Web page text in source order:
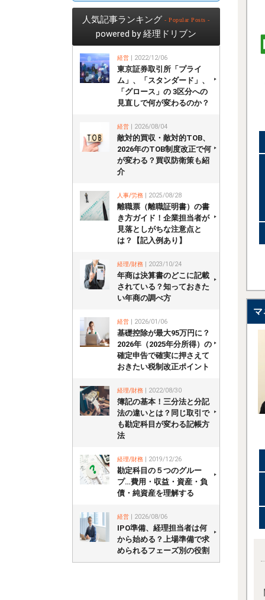
人気記事ランキング- Popular Posts -
powered by 経理ドリブン
経営 | 2022/12/06
東京証券取引所「プライ
ム」、「スタンダード」、
「グロース」の 3区分への
見直しで何が変わるのか？
経営 | 2026/08/04
敵対的買収・敵対的TOB、
2026年のTOB制度改正で何
が変わる？買収防衛策も紹
介
人事/労務 | 2025/08/28
離職票（離職証明書）の書
き方ガイド！企業担当者が
見落としがちな注意点と
は？【記入例あり】
経理/財務 | 2023/10/24
年商は決算書のどこに記載
されている？知っておきた
い年商の調べ方
経営 | 2026/01/06
基礎控除が最大95万円に？
2026年（2025年分所得）の
確定申告で確実に押さえて
おきたい税制改正ポイント
経理/財務 | 2022/08/30
簿記の基本！三分法と分記
法の違いとは？同じ取引で
も勘定科目が変わる記帳方
法
経理/財務 | 2019/12/26
勘定科目の５つのグルー
プ…費用・収益・資産・負
債・純資産を理解する
経営 | 2026/08/06
IPO準備、経理担当者は何
から始める？上場準備で求
められるフェーズ別の役割